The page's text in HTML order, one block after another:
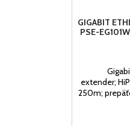
GIGABIT
PSE-
extender;
250m;